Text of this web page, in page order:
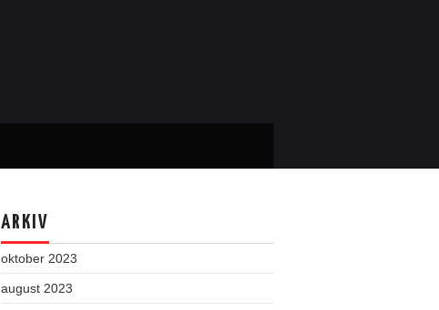
ARKIV
oktober 2023
august 2023